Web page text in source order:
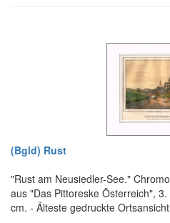
(Bgld) Rust
"Rust am Neusiedler-See."
aus "Das Pittoreske Österreich",
cm. - Älteste gedruckte